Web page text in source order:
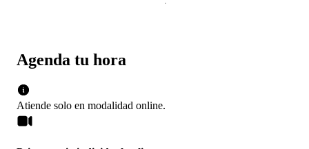
Agenda tu hora
Atiende solo en modalidad online.